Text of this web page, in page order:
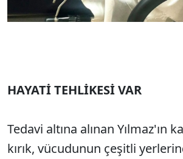
HAYATİ TEHLİKESİ VAR
Tedavi altına alınan Yılmaz'ın
kırık, vücudunun çeşitli